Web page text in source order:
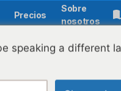
Precios
Sobre
nosotros
speaking a different